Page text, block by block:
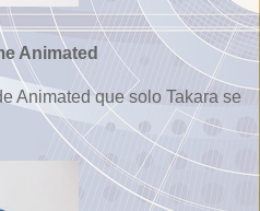
Animated
Animated que solo Takara se